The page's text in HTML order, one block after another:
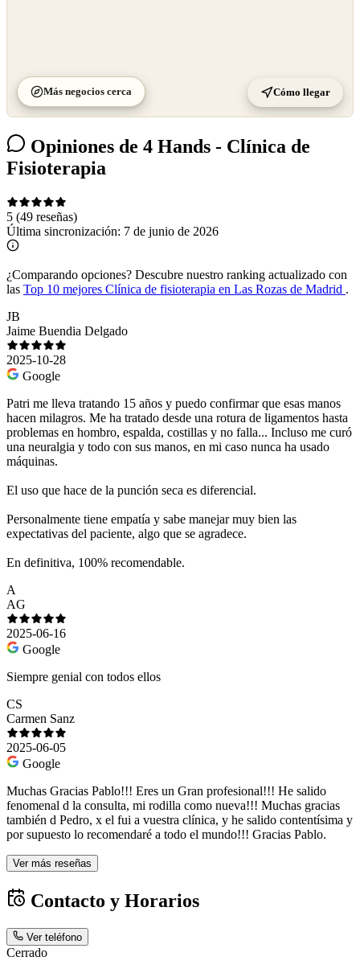
Más negocios cerca Cómo llegar
Opiniones de 4 Hands - Clínica de
Fisioterapia
5 (49 reseñas)
Última sincronización: 7 de junio de 2026
¿Comparando opciones? Descubre nuestro ranking actualizado con
las Top 10 mejores Clínica de fisioterapia en Las Rozas de Madrid .
JB
Jaime Buendia Delgado
2025-10-28
Google
Patri me lleva tratando 15 años y puedo confirmar que esas manos
hacen milagros. Me ha tratado desde una rotura de ligamentos hasta
problemas en hombro, espalda, costillas y no falla... Incluso me curó
una neuralgia y todo con sus manos, en mi caso nunca ha usado
máquinas.
El uso que hace de la punción seca es diferencial.
Personalmente tiene empatía y sabe manejar muy bien las
expectativas del paciente, algo que se agradece.
En definitiva, 100% recomendable.
A
AG
2025-06-16
Google
Siempre genial con todos ellos
CS
Carmen Sanz
2025-06-05
Google
Muchas Gracias Pablo!!! Eres un Gran profesional!!! He salido
fenomenal d la consulta, mi rodilla como nueva!!! Muchas gracias
también d Pedro, x el fui a vuestra clínica, y he salido contentísima y
por supuesto lo recomendaré a todo el mundo!!! Gracias Pablo.
Ver más reseñas
Contacto y Horarios
Ver teléfono
Cerrado